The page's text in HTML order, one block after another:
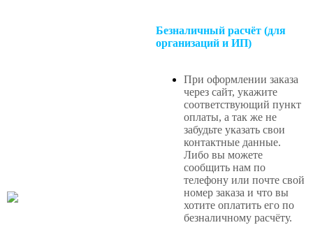
Безналичный расчёт (для
организаций и ИП)
При оформлении заказа
через сайт, укажите
соответствующий пункт
оплаты, а так же не
забудьте указать свои
контактные данные.
Либо вы можете
сообщить нам по
телефону или почте свой
номер заказа и что вы
хотите оплатить его по
безналичному расчёту.